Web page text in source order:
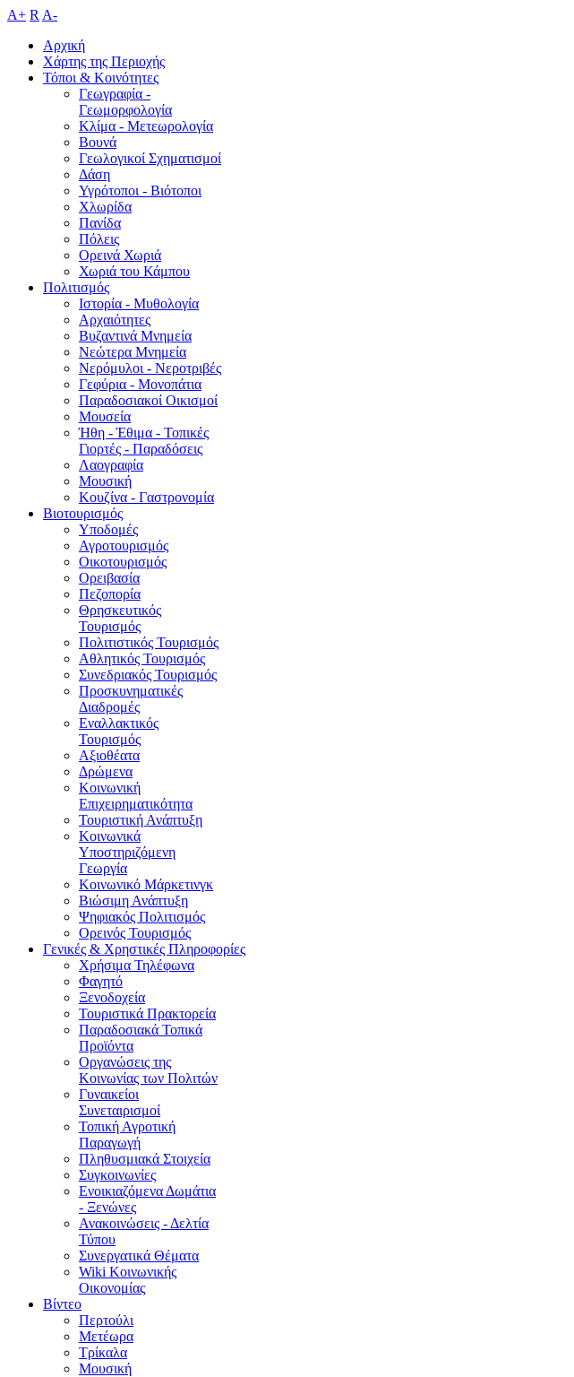
A+ R A-
Αρχική
Χάρτης της Περιοχής
Τόποι & Κοινότητες
Γεωγραφία -
Γεωμορφολογία
Κλίμα - Mετεωρολογία
Βουνά
Γεωλογικοί Σχηματισμοί
Δάση
Υγρότοποι - Βιότοποι
Χλωρίδα
Πανίδα
Πόλεις
Ορεινά Χωριά
Χωριά του Κάμπου
Πολιτισμός
Ιστορία - Μυθολογία
Αρχαιότητες
Βυζαντινά Μνημεία
Νεώτερα Μνημεία
Νερόμυλοι - Nεροτριβές
Γεφύρια - Μονοπάτια
Παραδοσιακοί Οικισμοί
Μουσεία
Ήθη - Έθιμα - Τοπικές
Γιορτές - Παραδόσεις
Λαογραφία
Μουσική
Κουζίνα - Γαστρονομία
Βιοτουρισμός
Υποδομές
Αγροτουρισμός
Οικοτουρισμός
Ορειβασία
Πεζοπορία
Θρησκευτικός
Τουρισμός
Πολιτιστικός Τουρισμός
Αθλητικός Τουρισμός
Συνεδριακός Τουρισμός
Προσκυνηματικές
Διαδρομές
Εναλλακτικός
Τουρισμός
Αξιοθέατα
Δρώμενα
Κοινωνική
Επιχειρηματικότητα
Τουριστική Ανάπτυξη
Κοινωνικά
Υποστηριζόμενη
Γεωργία
Κοινωνικό Μάρκετινγκ
Βιώσιμη Ανάπτυξη
Ψηφιακός Πολιτισμός
Ορεινός Τουρισμός
Γενικές & Χρηστικές Πληροφορίες
Χρήσιμα Τηλέφωνα
Φαγητό
Ξενοδοχεία
Τουριστικά Πρακτορεία
Παραδοσιακά Τοπικά
Προϊόντα
Οργανώσεις της
Κοινωνίας των Πολιτών
Γυναικείοι
Συνεταιρισμοί
Τοπική Αγροτική
Παραγωγή
Πληθυσμιακά Στοιχεία
Συγκοινωνίες
Ενοικιαζόμενα Δωμάτια
- Ξενώνες
Ανακοινώσεις - Δελτία
Τύπου
Συνεργατικά Θέματα
Wiki Κοινωνικής
Οικονομίας
Βίντεο
Περτούλι
Μετέωρα
Τρίκαλα
Μουσική